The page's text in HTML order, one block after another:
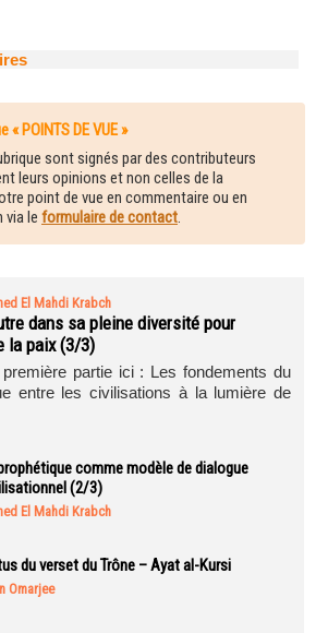
POINTS DE VUE »
sont signés par des contributeurs
leurs opinions et non celles de la
point de vue en commentaire ou en
via le formulaire de contact
El Mahdi Krabch
dans sa pleine diversité pour
la paix (3/3)
partie ici : Les fondements du
entre les civilisations à la lumière de
comme modèle de dialogue
(2/3)
El Mahdi Krabch
du verset du Trône – Ayat al-Kursi
Omarjee